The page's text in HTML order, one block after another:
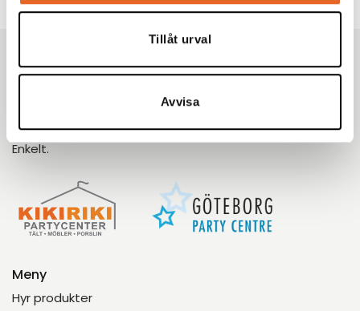
Tillåt urval
Avvisa
Kikiriki Partycenter
med omnejd med uthyrning av tält, möbler och porslin
till fester, bröllop och företagsevent. Tryggt. Proffsigt.
Enkelt.
Meny
Hyr produkter